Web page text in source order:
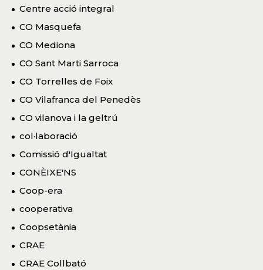
Centre acció integral
CO Masquefa
CO Mediona
CO Sant Marti Sarroca
CO Torrelles de Foix
CO Vilafranca del Penedès
CO vilanova i la geltrú
col·laboració
Comissió d'Igualtat
CONÈIXE'NS
Coop-era
cooperativa
Coopsetània
CRAE
CRAE Collbató